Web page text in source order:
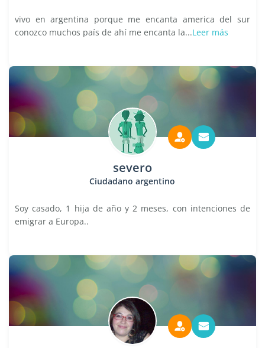
vivo en argentina porque me encanta america del sur
conozco muchos país de ahí me encanta la...Leer más
severo
Ciudadano argentino
Soy casado, 1 hija de año y 2 meses, con intenciones de
emigrar a Europa..